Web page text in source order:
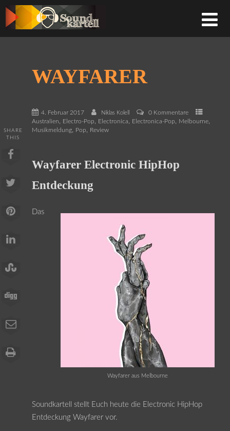
WAYFARER
4. Februar 2017 Niklas Kolell
0 Kommentare
Australien, Electro-Pop, Electronica, Electronica-Pop, Melbourne,
Musikmeldung, Pop, Review
SHARE
THIS
Wayfarer Electronic HipHop
Entdeckung
Wayfarer aus Melbourne
Das
Soundkartell stellt Euch heute die Electronic HipHop
Entdeckung Wayfarer vor.